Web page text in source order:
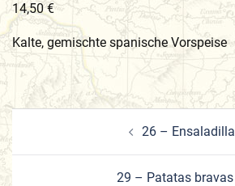
14,50 €
Kalte, gemischte spanische Vorspeise
Beitrags-
Navigation
26 – Ensaladilla
29 – Patatas bravas